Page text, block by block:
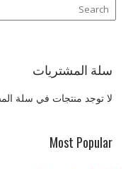
سلة المشتريات
لا توجد منتجات في سلة
Most Popular